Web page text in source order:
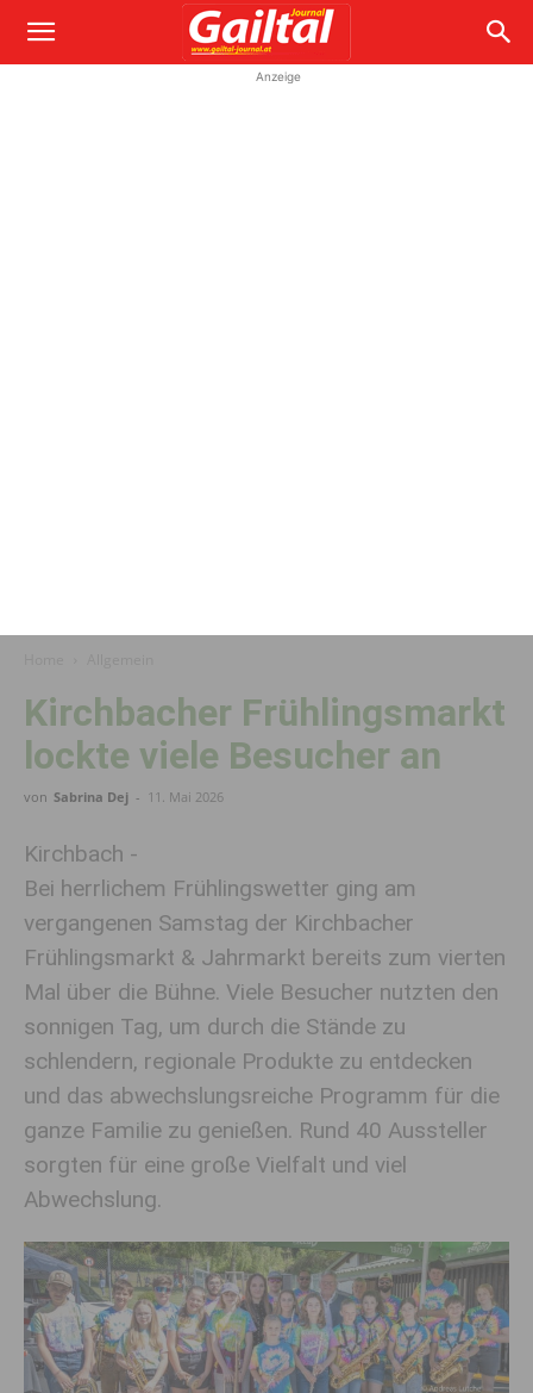
Anzeige
Kirchbacher Frühlingsmarkt
lockte viele Besucher an
von Sabrina Dej - 11. Mai 2026
Kirchbach -
Bei herrlichem Frühlingswetter ging am
vergangenen Samstag der Kirchbacher
Frühlingsmarkt & Jahrmarkt bereits zum vierten
Mal über die Bühne. Viele Besucher nutzten den
sonnigen Tag, um durch die Stände zu
schlendern, regionale Produkte zu entdecken
und das abwechslungsreiche Programm für die
ganze Familie zu genießen. Rund 40 Aussteller
sorgten für eine große Vielfalt und viel
Abwechslung.